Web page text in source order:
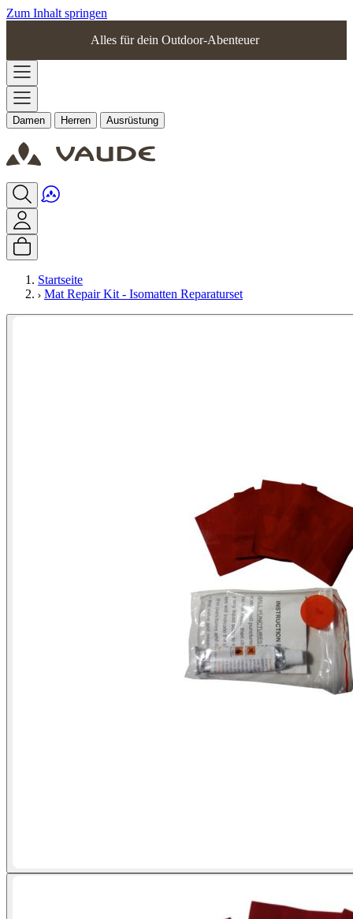
Zum Inhalt springen
Alles für dein Outdoor-Abenteuer
Damen Herren Ausrüstung
Startseite
Mat Repair Kit - Isomatten Reparaturset